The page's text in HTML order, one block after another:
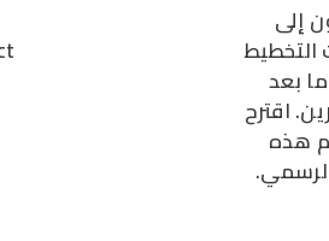
إلى
التخطيط
بعد
اقترح
هذه